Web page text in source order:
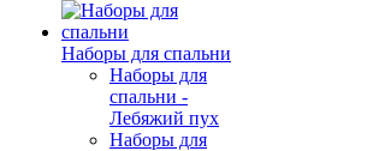
Наборы для спальни
Наборы для
спальни -
Лебяжий пух
Наборы для